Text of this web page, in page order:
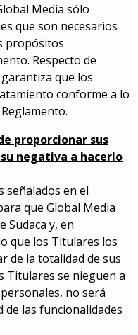
Media sólo
que son necesarios
propósitos
Respecto de
que los
conforme a lo
proporcionar sus
negativa a hacerlo
señalados en el
que Global Media
Sudaca y, en
que los Titulares los
de la totalidad de sus
Titulares se nieguen a
no será
las funcionalidades